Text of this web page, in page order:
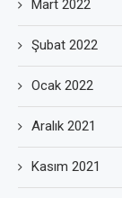
Mart 2022
Şubat 2022
Ocak 2022
Aralık 2021
Kasım 2021